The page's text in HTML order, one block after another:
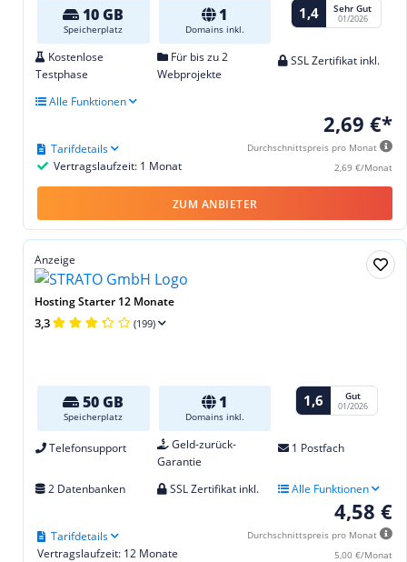
10 GB
Speicherplatz
1
Domains inkl.
1,4 Sehr Gut
01/2026
Kostenlose
Testphase
Für bis zu 2
Webprojekte
SSL Zertifikat inkl.
Alle Funktionen
2,69 €*
Durchschnittspreis pro Monat
2,69 €/Monat
Vertragslaufzeit: 1 Monat
Tarifdetails
ZUM ANBIETER
Anzeige
Hosting Starter 12 Monate
3,3 (199)
50 GB
Speicherplatz
1
Domains inkl.
1,6 Gut
01/2026
Telefonsupport
Geld-zurück-
Garantie
1 Postfach
2 Datenbanken SSL Zertifikat inkl. Alle Funktionen
4,58 €
Durchschnittspreis pro Monat
5,00 €/Monat
Vertragslaufzeit: 12 Monate
Tarifdetails